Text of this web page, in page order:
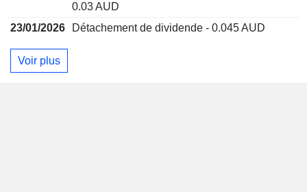
0.03 AUD
23/01/2026
Détachement de dividende - 0.045 AUD
Voir plus